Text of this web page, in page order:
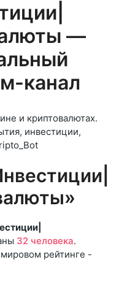
—
канал
и криптовалютах.
инвестиции,
32 человека.
рейтинге -